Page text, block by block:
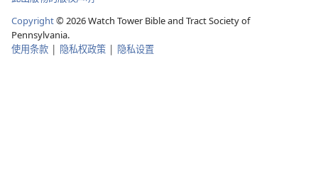
Copyright©2026Watch Tower Bible and Tract Society of
Pennsylvania.
使用条款 | 隐私权政策 | 隐私设置